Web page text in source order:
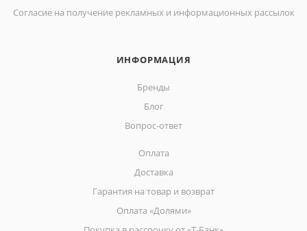
Согласие на получение рекламных и информационных рассылок
ИНФОРМАЦИЯ
Бренды
Блог
Вопрос-ответ
Оплата
Доставка
Гарантия на товар и возврат
Оплата «Долями»